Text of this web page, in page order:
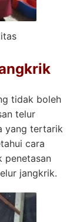
tidak boleh
telur
yang tertarik
cara
penetasan
jangkrik.